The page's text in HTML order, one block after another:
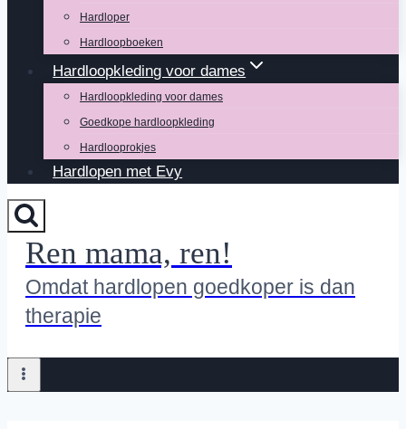
Hardloper
Hardloopboeken
Hardloopkleding voor dames
Hardloopkleding voor dames
Goedkope hardloopkleding
Hardlooprokjes
Hardlopen met Evy
Ren mama, ren!
Omdat hardlopen goedkoper is dan
therapie